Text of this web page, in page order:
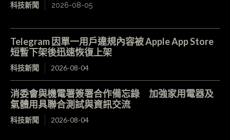
科技新聞 2026-08-05
Telegram 因單一用戶違規內容被 Apple App Store
短暫下架後迅速恢復上架
科技新聞 2026-08-04
消委會與機電署簽署合作備忘錄 加強家用電器及
氣體用具聯合測試與資訊交流
科技新聞 2026-08-04